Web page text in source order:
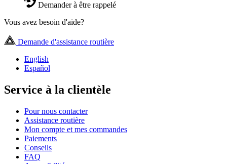
Demander à être rappelé
Vous avez besoin d'aide?
Demande d'assistance routière
English
Español
Service à la clientèle
Pour nous contacter
Assistance routière
Mon compte et mes commandes
Paiements
Conseils
FAQ